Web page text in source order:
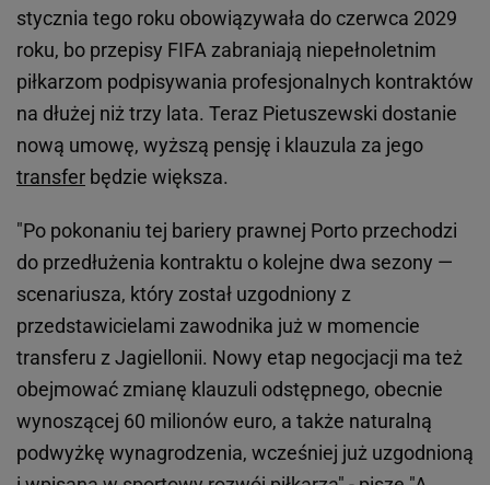
stycznia tego roku obowiązywała do czerwca 2029
roku, bo przepisy FIFA zabraniają niepełnoletnim
piłkarzom podpisywania profesjonalnych kontraktów
na dłużej niż trzy lata. Teraz Pietuszewski dostanie
nową umowę, wyższą pensję i klauzula za jego
transfer będzie większa.
"Po pokonaniu tej bariery prawnej Porto przechodzi
do przedłużenia kontraktu o kolejne dwa sezony —
scenariusza, który został uzgodniony z
przedstawicielami zawodnika już w momencie
transferu z Jagiellonii. Nowy etap negocjacji ma też
obejmować zmianę klauzuli odstępnego, obecnie
wynoszącej 60 milionów euro, a także naturalną
podwyżkę wynagrodzenia, wcześniej już uzgodnioną